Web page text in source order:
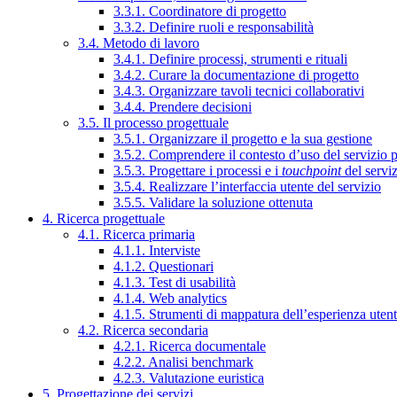
3.3.1. Coordinatore di progetto
3.3.2. Definire ruoli e responsabilità
3.4. Metodo di lavoro
3.4.1. Definire processi, strumenti e rituali
3.4.2. Curare la documentazione di progetto
3.4.3. Organizzare tavoli tecnici collaborativi
3.4.4. Prendere decisioni
3.5. Il processo progettuale
3.5.1. Organizzare il progetto e la sua gestione
3.5.2. Comprendere il contesto d’uso del servizio
3.5.3. Progettare i processi e i touchpointdel
3.5.4. Realizzare l’interfaccia utente del servizio
3.5.5. Validare la soluzione ottenuta
4. Ricerca progettuale
4.1. Ricerca primaria
4.1.1. Interviste
4.1.2. Questionari
4.1.3. Test di usabilità
4.1.4. Web analytics
4.1.5. Strumenti di mappatura dell’esperienza
4.2. Ricerca secondaria
4.2.1. Ricerca documentale
4.2.2. Analisi benchmark
4.2.3. Valutazione euristica
5. Progettazione dei servizi